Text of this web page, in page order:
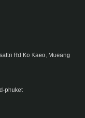
Rd Ko Kaeo, Mueang
phuket